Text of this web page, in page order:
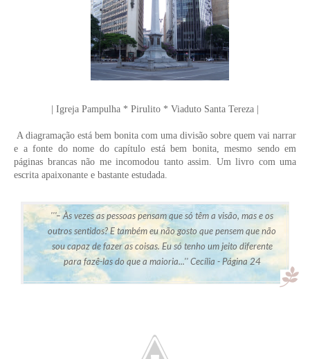
| Igreja Pampulha * Pirulito * Viaduto Santa Tereza |
A diagramação está bem bonita com uma divisão sobre quem vai narrar
e a fonte do nome do capítulo está bem bonita, mesmo sendo em
páginas brancas não me incomodou tanto assim. Um livro com uma
escrita apaixonante e bastante estudada.
'''–Às vezes as pessoas pensam que só têm a visão, mas e os
outros sentidos? E também eu não gosto que pensem que não
sou capaz de fazer as coisas. Eu só tenho um jeito diferente
para fazê-las do que a maioria...'' Cecília - Página 24